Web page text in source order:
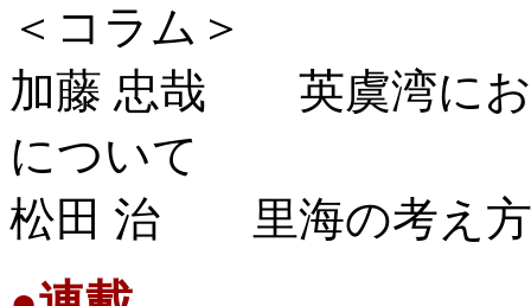
＜コラム＞
加藤 忠哉 英虞湾にお
について
松田 治 里海の考え方